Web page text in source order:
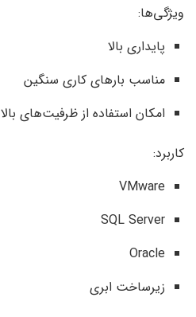
ویژگی‌ها:
پایداری بالا
مناسب بارهای کاری سنگین
امکان استفاده از ظرفیت‌های بالا
کاربرد:
VMware
SQL Server
Oracle
زیرساخت ابری